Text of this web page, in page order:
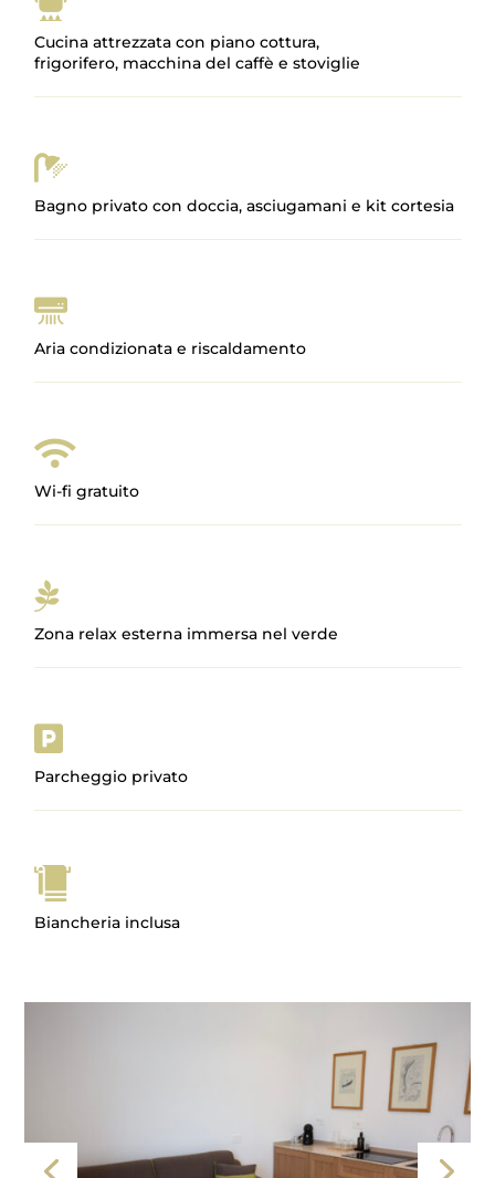
Cucina attrezzata con piano cottura,
frigorifero, macchina del caffè e stoviglie

Bagno privato con doccia, asciugamani e kit cortesia
Aria condizionata e riscaldamento

Wi-fi gratuito

Zona relax esterna immersa nel verde

Parcheggio privato
Biancheria inclusa